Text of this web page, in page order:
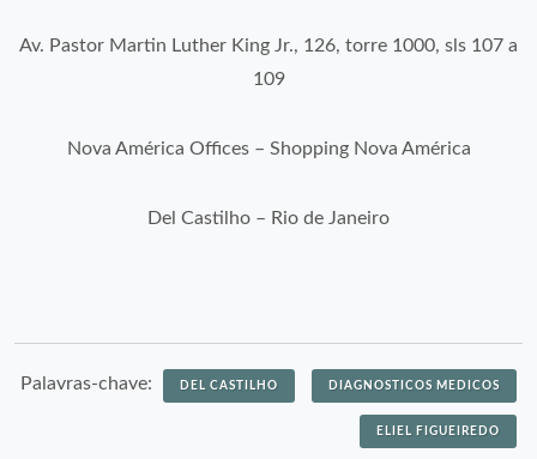
Av. Pastor Martin Luther King Jr., 126, torre 1000, sls 107 a
109
Nova América Offices – Shopping Nova América
Del Castilho – Rio de Janeiro
Palavras-chave: DEL CASTILHO DIAGNOSTICOS MEDICOS
ELIEL FIGUEIREDO